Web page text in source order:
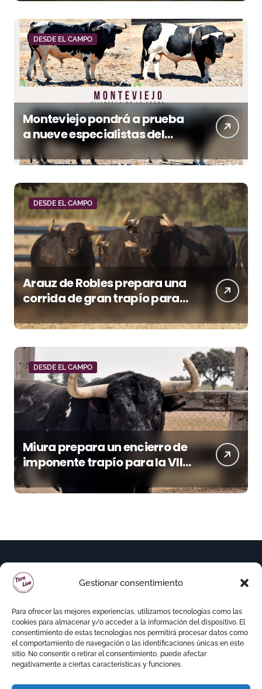
Gestionar consentimiento
Para ofrecer las mejores experiencias, utilizamos tecnologías como las
cookies para almacenar y/o acceder a la información del dispositivo. El
consentimiento de estas tecnologías nos permitirá procesar datos como
el comportamiento de navegación o las identificaciones únicas en este
sitio. No consentir o retirar el consentimiento, puede afectar
negativamente a ciertas características y funciones.
DESDE EL CAMPO
Monteviejo pondrá a prueba
a nueve especialistas del
recorte mañana en Villaseca
DESDE EL CAMPO
Arauz de Robles prepara una
corrida de gran trapío para
la despedida de Víctor Puerto
en Ciudad Real (Vídeo)
DESDE EL CAMPO
Miura prepara un encierro de
imponente trapío para la VIII
Corrida Magallánica